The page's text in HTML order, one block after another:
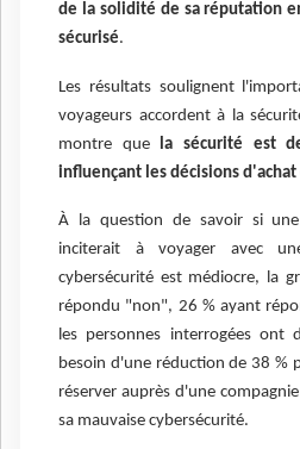
de la solidité de sa réputation
sécurisé.
Les résultats soulignent
voyageurs accordent à la
montre que
la sécurité est
influençant les décisions d'achat
À la question de savoir si
inciterait à voyager avec
cybersécurité est médiocre, la
répondu "non", 26 % ayant
les personnes interrogées ont
besoin d'une réduction de 38 %
réserver auprès d'une
sa mauvaise cybersécurité.